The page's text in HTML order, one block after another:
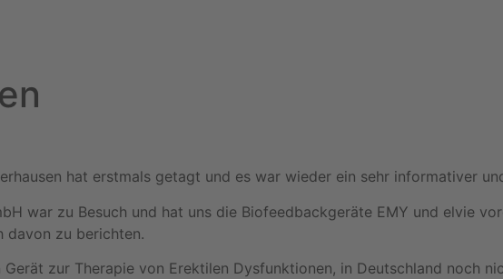
hat erstmals getagt und es war wieder ein sehr informativer
war zu Besuch und hat uns die Biofeedbackgeräte EMY und elvie
davon zu berichten.
zur Therapie von Erektilen Dysfunktionen, in Deutschland noch